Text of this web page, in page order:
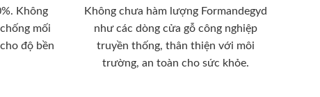
Không
mối
độ bền
Không chưa hàm lượng Formandegyd
như các dòng cửa gỗ công nghiệp
truyền thống, thân thiện với môi
trường, an toàn cho sức khỏe.